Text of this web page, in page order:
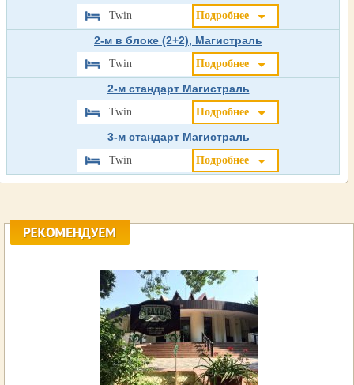
Twin Подробнее
2-м в блоке (2+2), Магистраль
Twin Подробнее
2-м стандарт Магистраль
Twin Подробнее
3-м стандарт Магистраль
Twin Подробнее